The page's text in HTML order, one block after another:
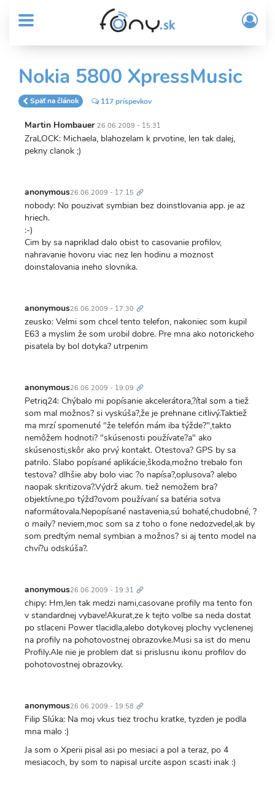
obsah
MENU
Sub
Header
menu
User
account
menu
/
Nokia 5800 XpressMusic
Späť na článok 117 príspevkov
Martin Hombauer 26.06.2009 - 15:31
ZraLOCK: Michaela, blahozelam k prvotine, len tak dalej,
pekny clanok ;)
anonymous26.06.2009 - 17:15 odkaz
nobody: No pouzivat symbian bez doinstlovania app. je az
hriech.
:-)
Cim by sa napriklad dalo obist to casovanie profilov,
nahravanie hovoru viac nez len hodinu a moznost
doinstalovania ineho slovnika.
anonymous26.06.2009 - 17:30 odkaz
zeusko: Velmi som chcel tento telefon, nakoniec som kupil
E63 a myslim že som urobil dobre. Pre mna ako notorickeho
pisatela by bol dotyka? utrpenim
anonymous26.06.2009 - 19:09 odkaz
Petriq24: Chýbalo mi popísanie akcelerátora,?ítal som a tiež
som mal možnos? si vyskúša?,že je prehnane citlivý.Taktiež
ma mrzí spomenuté "že telefón mám iba týžde?",takto
nemôžem hodnoti? "skúsenosti používate?a" ako
skúsenosti,skôr ako prvý kontakt. Otestova? GPS by sa
patrilo. Slabo popísané aplikácie,škoda,možno trebalo fon
testova? dlhšie aby bolo viac ?o napísa?,oplusova? alebo
naopak skritizova?.Výdrž akum. tiež nemožem bra?
objektívne,po týžd?ovom používaní sa batéria sotva
naformátovala.Nepopísané nastavenia,sú bohaté,chudobné, ?
o maily? neviem,moc som sa z toho o fone nedozvedel,ak by
som predtým nemal symbian a možnos? si aj tento model na
chví?u odskúša?.
anonymous26.06.2009 - 19:31 odkaz
chipy: Hm,len tak medzi nami,casovane profily ma tento fon
v standardnej vybave!Akurat,ze k tejto volbe sa neda dostat
po stlaceni Power tlacidla,alebo dotykovej plochy vyclenenej
na profily na pohotovostnej obrazovke.Musi sa ist do menu
Profily.Ale nie je problem dat si prislusnu ikonu profilov do
pohotovostnej obrazovky.
anonymous26.06.2009 - 19:58 odkaz
Filip Slúka: Na moj vkus tiez trochu kratke, tyzden je podla
mna malo :)
Ja som o Xperii pisal asi po mesiaci a pol a teraz, po 4
mesiacoch, by som to napisal urcite aspon scasti inak :)